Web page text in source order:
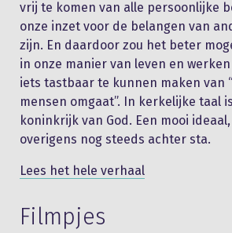
vrij te komen van alle persoonlijke
onze inzet voor de belangen van
zijn. En daardoor zou het beter
in onze manier van leven en
iets tastbaar te kunnen maken van
mensen omgaat”. In kerkelijke taal
koninkrijk van God. Een mooi
overigens nog steeds achter sta.
Lees het hele verhaal
Filmpjes